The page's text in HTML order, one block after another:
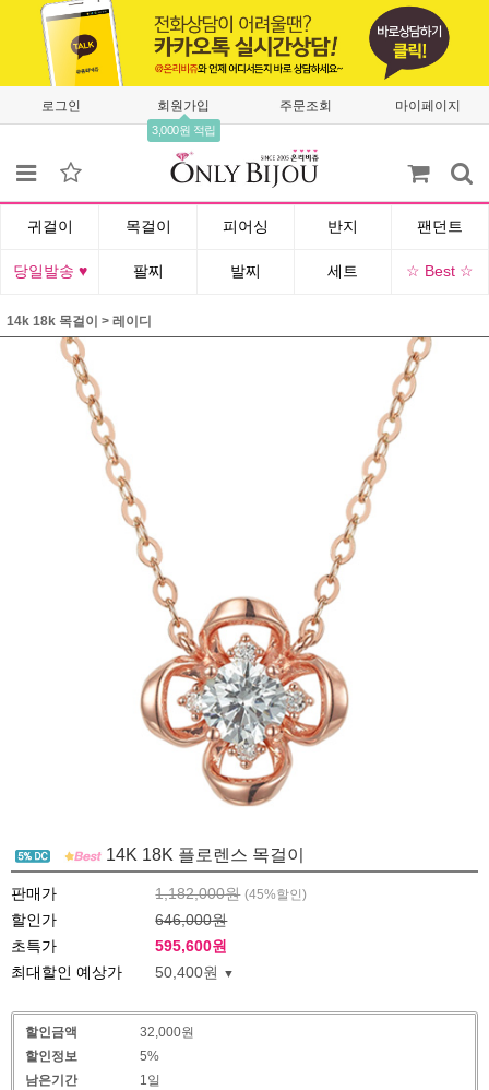
로그인 회원가입
3,000원 적립
주문조회 마이페이지
귀걸이 목걸이 피어싱 반지 팬던트
당일발송 ♥ 팔찌 발찌 세트 ☆ Best ☆
14k 18k 목걸이 > 레이디
14K 18K 플로렌스 목걸이
판매가 1,182,000원 (45%할인)
할인가
646,000원
초특가
595,600원
최대할인 예상가
50,400원
할인금액
32,000원
할인정보
5%
남은기간
1일